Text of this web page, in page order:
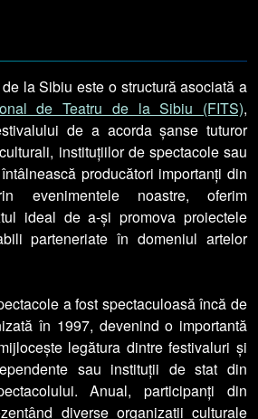
la Sibiu este o structură asociată a
de Teatru de la Sibiu (FITS),
de a acorda șanse tuturor
instituțiilor de spectacole sau
producători importanți din
evenimentele noastre, oferim
ideal de a-și promova proiectele
parteneriate în domeniul artelor
a fost spectaculoasă încă de
în 1997, devenind o importantă
legătura dintre festivaluri și
sau instituții de stat din
Anual, participanți din
diverse organizații culturale